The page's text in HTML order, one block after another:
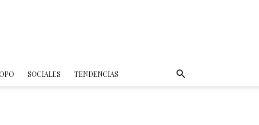
SOCIALES TENDENCIAS